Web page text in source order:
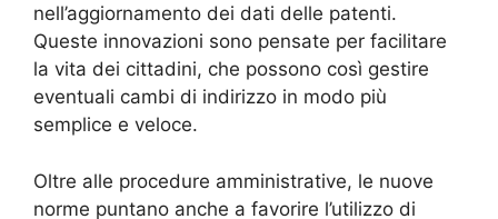
nell’aggiornamento dei dati delle patenti.
Queste innovazioni sono pensate per facilitare
la vita dei cittadini, che possono così gestire
eventuali cambi di indirizzo in modo più
semplice e veloce.
Oltre alle procedure amministrative, le nuove
norme puntano anche a favorire l’utilizzo di